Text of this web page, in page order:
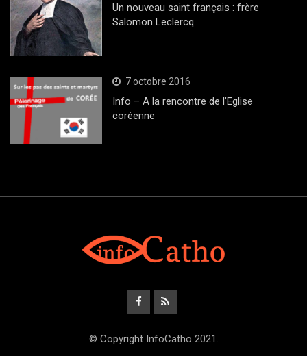
Un nouveau saint français : frère
Salomon Leclercq
7 octobre 2016
Info – A la rencontre de l’Eglise
coréenne
© Copyright InfoCatho 2021.